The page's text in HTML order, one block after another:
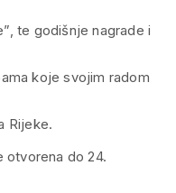
te godišnje nagrade i
koje svojim radom
Rijeke.
otvorena do 24.